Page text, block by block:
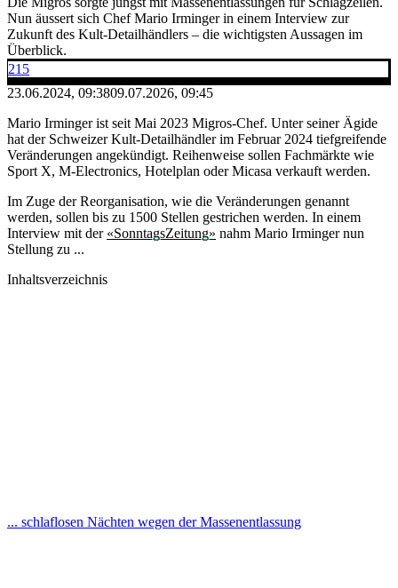
Nun äussert sich Chef Mario Irminger in einem Interview zur
Zukunft des Kult-Detailhändlers – die wichtigsten Aussagen im
Überblick.
215
23.06.2024, 09:3809.07.2026, 09:45
Mario Irminger ist seit Mai 2023 Migros-Chef. Unter seiner Ägide
hat der Schweizer Kult-Detailhändler im Februar 2024 tiefgreifende
Veränderungen angekündigt. Reihenweise sollen Fachmärkte wie
Sport X, M-Electronics, Hotelplan oder Micasa verkauft werden.
Im Zuge der Reorganisation, wie die Veränderungen genannt
werden, sollen bis zu 1500 Stellen gestrichen werden. In einem
Interview mit der «SonntagsZeitung» nahm Mario Irminger nun
Stellung zu ...
Inhaltsverzeichnis
... schlaflosen Nächten wegen der Massenentlassung